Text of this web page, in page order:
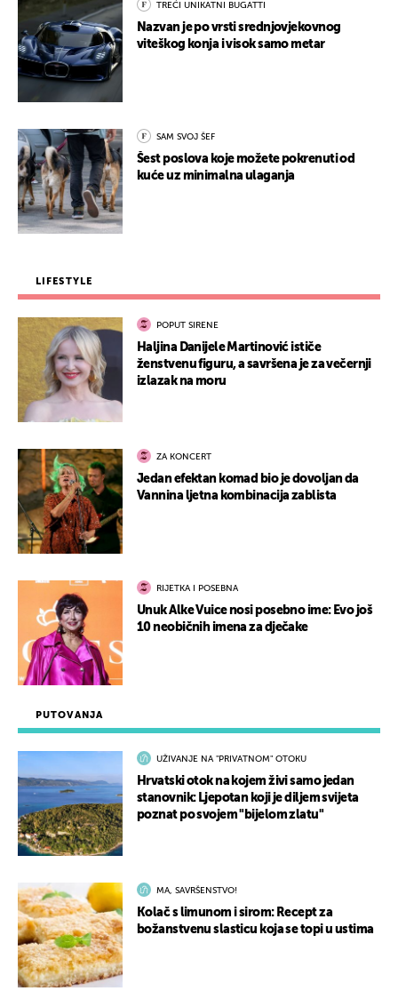
PUTOVANJA
UŽIVANJE NA "PRIVATNOM" OTOKU
Hrvatski otok na kojem živi samo jedan
stanovnik: Ljepotan koji je diljem svijeta
poznat po svojem "bijelom zlatu"
MA, SAVRŠENSTVO!
Kolač s limunom i sirom: Recept za
božanstvenu slasticu koja se topi u ustima
TREĆI UNIKATNI BUGATTI
Nazvan je po vrsti srednjovjekovnog
viteškog konja i visok samo metar
SAM SVOJ ŠEF
Šest poslova koje možete pokrenuti od
kuće uz minimalna ulaganja
LIFESTYLE
POPUT SIRENE
Haljina Danijele Martinović ističe
ženstvenu figuru, a savršena je za večernji
izlazak na moru
ZA KONCERT
Jedan efektan komad bio je dovoljan da
Vannina ljetna kombinacija zablista
RIJETKA I POSEBNA
Unuk Alke Vuice nosi posebno ime: Evo još
10 neobičnih imena za dječake